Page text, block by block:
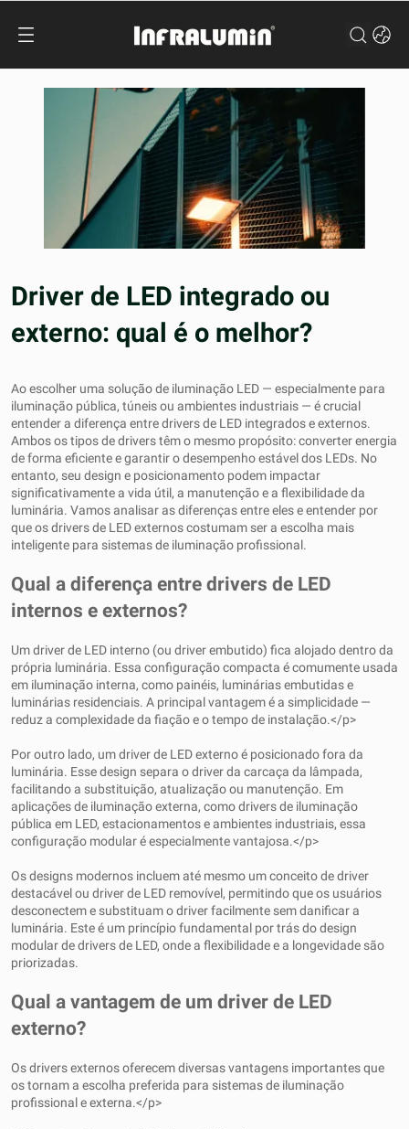
Driver de LED integrado ou
externo: qual é o melhor?
Ao escolher uma solução de iluminação LED — especialmente para
iluminação pública, túneis ou ambientes industriais — é crucial
entender a diferença entre drivers de LED integrados e externos.
Ambos os tipos de drivers têm o mesmo propósito: converter energia
de forma eficiente e garantir o desempenho estável dos LEDs. No
entanto, seu design e posicionamento podem impactar
significativamente a vida útil, a manutenção e a flexibilidade da
luminária. Vamos analisar as diferenças entre eles e entender por
que os drivers de LED externos costumam ser a escolha mais
inteligente para sistemas de iluminação profissional.
Qual a diferença entre drivers de LED
internos e externos?
Um driver de LED interno (ou driver embutido) fica alojado dentro da
própria luminária. Essa configuração compacta é comumente usada
em iluminação interna, como painéis, luminárias embutidas e
luminárias residenciais. A principal vantagem é a simplicidade —
reduz a complexidade da fiação e o tempo de instalação.</p>
Por outro lado, um driver de LED externo é posicionado fora da
luminária. Esse design separa o driver da carcaça da lâmpada,
facilitando a substituição, atualização ou manutenção. Em
aplicações de iluminação externa, como drivers de iluminação
pública em LED, estacionamentos e ambientes industriais, essa
configuração modular é especialmente vantajosa.</p>
Os designs modernos incluem até mesmo um conceito de driver
destacável ou driver de LED removível, permitindo que os usuários
desconectem e substituam o driver facilmente sem danificar a
luminária. Este é um princípio fundamental por trás do design
modular de drivers de LED, onde a flexibilidade e a longevidade são
priorizadas.
Qual ​​a vantagem de um driver de LED
externo?
Os drivers externos oferecem diversas vantagens importantes que
os tornam a escolha preferida para sistemas de iluminação
profissional e externa.</p>